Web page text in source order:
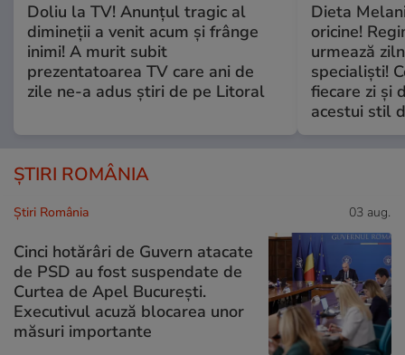
Doliu la TV! Anunțul tragic al
dimineții a venit acum și frânge
inimi! A murit subit
prezentatoarea TV care ani de
zile ne-a adus știri de pe Litoral
Dieta
oricine!
urmează
specialiști!
fiecare zi și
acestui stil
ȘTIRI ROMÂNIA
Știri România 03 aug.
Cinci hotărâri de Guvern atacate
de PSD au fost suspendate de
Curtea de Apel București.
Executivul acuză blocarea unor
măsuri importante